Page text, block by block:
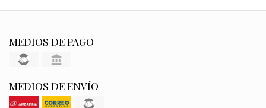
MEDIOS DE PAGO
MEDIOS DE ENVÍO